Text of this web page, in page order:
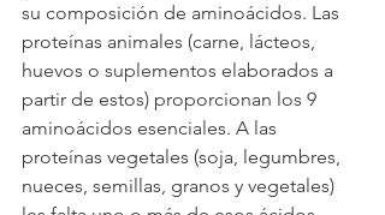
su composición de aminoácidos. Las
proteínas animales (carne, lácteos,
huevos o suplementos elaborados a
partir de estos) proporcionan los 9
aminoácidos esenciales. A las
proteínas vegetales (soja, legumbres,
nueces, semillas, granos y vegetales)